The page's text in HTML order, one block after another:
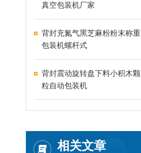
真空包装机厂家
背封充氮气黑芝麻粉粉末称重
包装机螺杆式
背封震动旋转盘下料小积木颗
粒自动包装机
相关文章